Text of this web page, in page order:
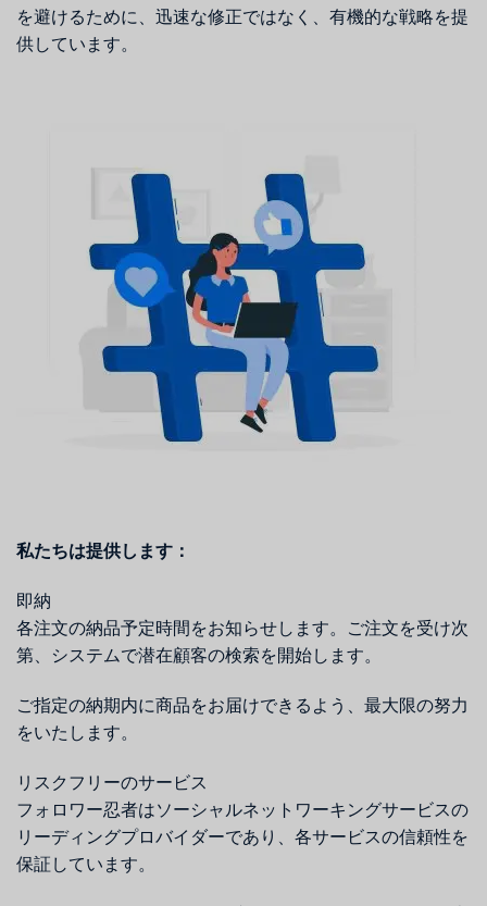
を避けるために、迅速な修正ではなく、有機的な戦略を提
供しています。
私たちは提供します：
即納
各注文の納品予定時間をお知らせします。ご注文を受け次
第、システムで潜在顧客の検索を開始します。
ご指定の納期内に商品をお届けできるよう、最大限の努力
をいたします。
リスクフリーのサービス
フォロワー忍者はソーシャルネットワーキングサービスの
リーディングプロバイダーであり、各サービスの信頼性を
保証しています。